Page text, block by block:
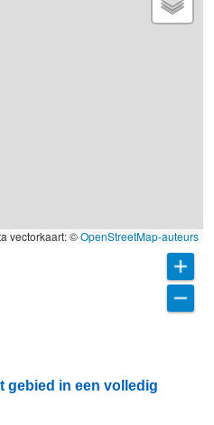
vectorkaart: ©OpenStreetMap-auteurs
gebied in een volledig